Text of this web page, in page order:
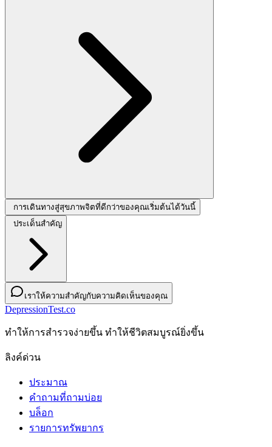
การเดินทางสู่สุขภาพจิตที่ดีกว่าของคุณเริ่มต้นได้วันนี้
ประเด็นสำคัญ
เราให้ความสำคัญกับความคิดเห็นของคุณ
DepressionTest.co
ทําให้การสํารวจง่ายขึ้น ทําให้ชีวิตสมบูรณ์ยิ่งขึ้น
ลิงค์ด่วน
ประมาณ
คำถามที่ถามบ่อย
บล็อก
รายการทรัพยากร